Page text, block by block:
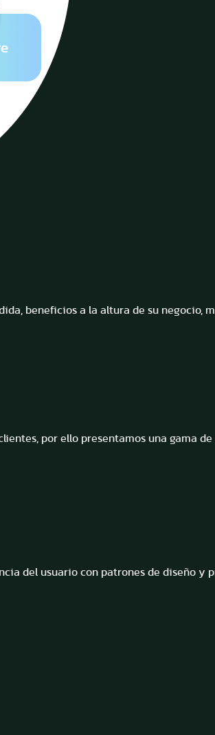
beneficios a la altura de su negocio,
por ello presentamos una gama
del usuario con patrones de diseño y